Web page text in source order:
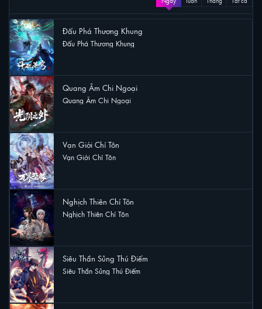
Đấu Phá Thương Khung
Đấu Phá Thương Khung
Quang Âm Chi Ngoại
Quang Âm Chi Ngoại
Vạn Giới Chí Tôn
Vạn Giới Chí Tôn
Nghịch Thiên Chí Tôn
Nghịch Thiên Chí Tôn
Siêu Thần Sủng Thú Điếm
Siêu Thần Sủng Thú Điếm